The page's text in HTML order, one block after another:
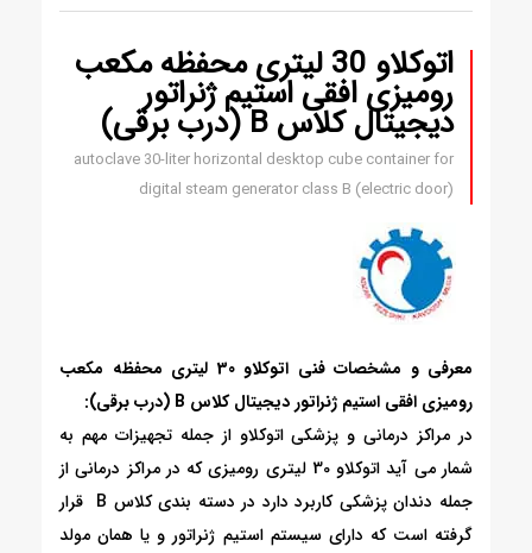
اتوکلاو 30 لیتری محفظه مکعب
رومیزی افقی استیم ژنراتور
دیجیتال کلاس B (درب برقی)
autoclave 30-liter horizontal desktop cube container for
digital steam generator class B (electric door)
معرفی و مشخصات فنی اتوکلاو 30 لیتری محفظه مکعب
رومیزی افقی استیم ژنراتور دیجیتال کلاس B (درب برقی):
در مراکز درمانی و پزشکی اتوکلاو از جمله تجهیزات مهم به
شمار می آید اتوکلاو 30 لیتری رومیزی که در مراکز درمانی از
جمله دندان پزشکی کاربرد دارد در دسته بندی کلاس B قرار
گرفته است که دارای سیستم استیم ژنراتور و یا همان مولد